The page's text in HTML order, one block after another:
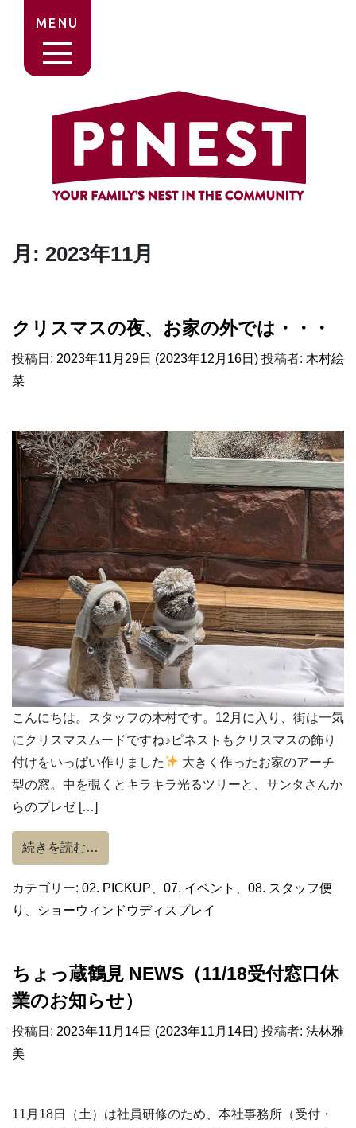
MENU
月: 2023年11月
クリスマスの夜、お家の外では・・・
投稿日: 2023年11月29日 (2023年12月16日) 投稿者: 木村絵
菜
こんにちは。スタッフの木村です。12月に入り、街は一気
にクリスマスムードですね♪ピネストもクリスマスの飾り
付けをいっぱい作りました
大きく作ったお家のアーチ
型の窓。中を覗くとキラキラ光るツリーと、サンタさんか
らのプレゼ […]
続きを読む…
カテゴリー: 02. PICKUP 07. イベント
08. スタッフ便
り
ショーウィンドウディスプレイ
ちょっ蔵鶴見 NEWS（11/18受付窓口休
業のお知らせ）
投稿日: 2023年11月14日 (2023年11月14日) 投稿者: 法林雅
美
11月18日（土）は社員研修のため、本社事務所（受付・